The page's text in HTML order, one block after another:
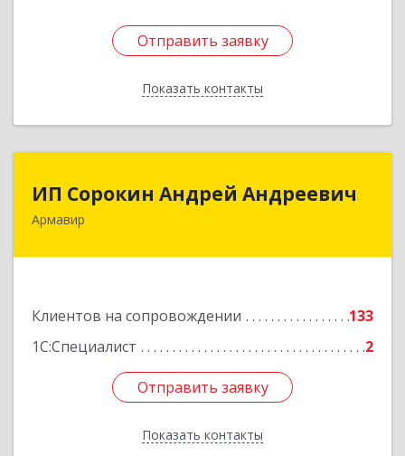
Отправить заявку
Показать контакты
Отправить заявку
Назад
ИП Сорокин Андрей Андреевич
Армавир
Клиентов на сопровождении
133
1С:Специалист
2
Отправить заявку
Показать контакты
ИП Сорокин Андрей Андреевич
Отправить заявку
Назад